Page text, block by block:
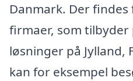
Danmark. Der
firmaer, som tilbyder
løsninger på Jylland,
kan for eksempel